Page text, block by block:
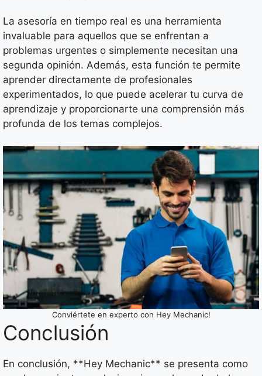
La asesoría en tiempo real es una herramienta
invaluable para aquellos que se enfrentan a
problemas urgentes o simplemente necesitan una
segunda opinión. Además, esta función te permite
aprender directamente de profesionales
experimentados, lo que puede acelerar tu curva de
aprendizaje y proporcionarte una comprensión más
profunda de los temas complejos.
Conviértete en experto con Hey Mechanic!
Conclusión
En conclusión, **Hey Mechanic** se presenta como